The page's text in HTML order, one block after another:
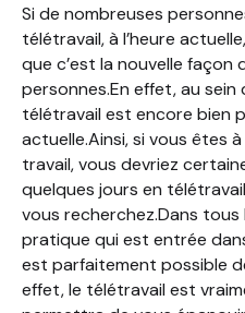
Si de nombreuses
télétravail, à l’heure
que c’est la nouvelle façon
personnes.En effet, au sein
télétravail est encore bien
actuelle.Ainsi, si vous êtes
travail, vous devriez
quelques jours en
vous recherchez.Dans tous
pratique qui est entrée
est parfaitement possible
effet, le télétravail est